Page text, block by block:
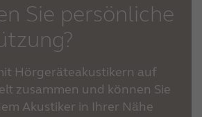
Sie persönliche
Hörgeräteakustikern auf
zusammen und können Sie
Akustiker in Ihrer Nähe